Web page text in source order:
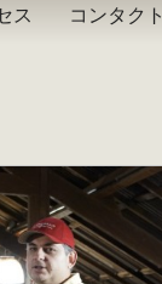
ス コンタクト